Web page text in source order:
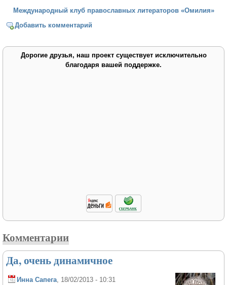
Международный клуб православных литераторов «Омилия»
Добавить комментарий
Дорогие друзья, наш проект существует исключительно
благодаря вашей поддержке.
Комментарии
Да, очень динамичное
Инна Сапега , 18/02/2013 - 10:31